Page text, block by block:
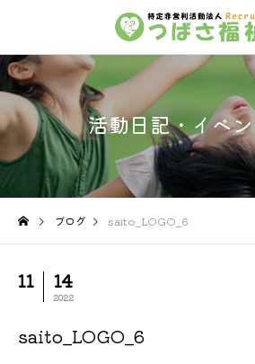
活動日記・イベ
ブログ saito_LOGO_6
11 14
2022
saito_LOGO_6